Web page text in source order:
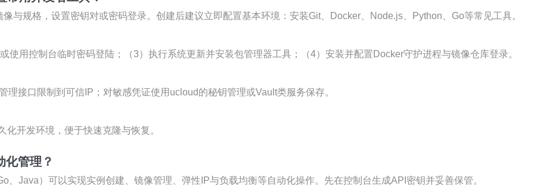
与规格，设置密钥对或密码登录。创建后建议立即配置基本环境：安装Git、Docker、Node.js、Python、Go等常见工具。
用控制台临时密码登陆；（3）执行系统更新并安装包管理器工具；（4）安装并配置Docker守护进程与镜像仓库登录。
接口限制到可信IP；对敏感凭证使用ucloud的秘钥管理或Vault类服务保存。
开发环境，便于快速克隆与恢复。
化管理？
Java）可以实现实例创建、镜像管理、弹性IP与负载均衡等自动化操作。先在控制台生成API密钥并妥善保管。